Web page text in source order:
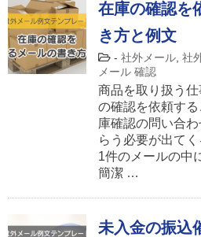
在庫の確認を
き方と例文
- 社外メール 社
メール 確認
商品を取り扱う
の確認を依頼す
庫確認の問い合
らう必要が出てく
1件のメールの中
簡潔 …
未入金の振込